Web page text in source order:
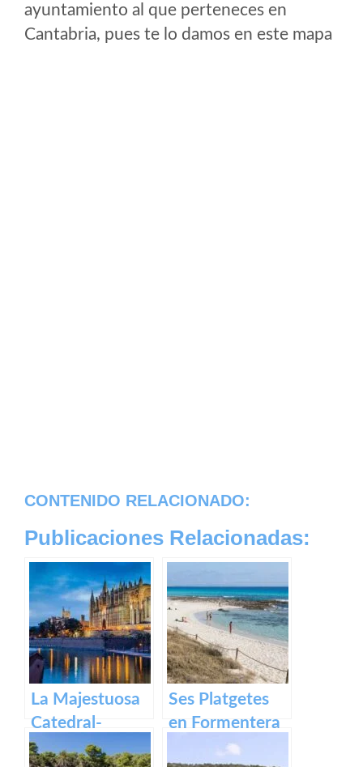
ayuntamiento al que perteneces en
Cantabria, pues te lo damos en este mapa
CONTENIDO RELACIONADO:
Publicaciones Relacionadas:
La Majestuosa
Catedral-
Basílica de
Ses Platgetes
en Formentera